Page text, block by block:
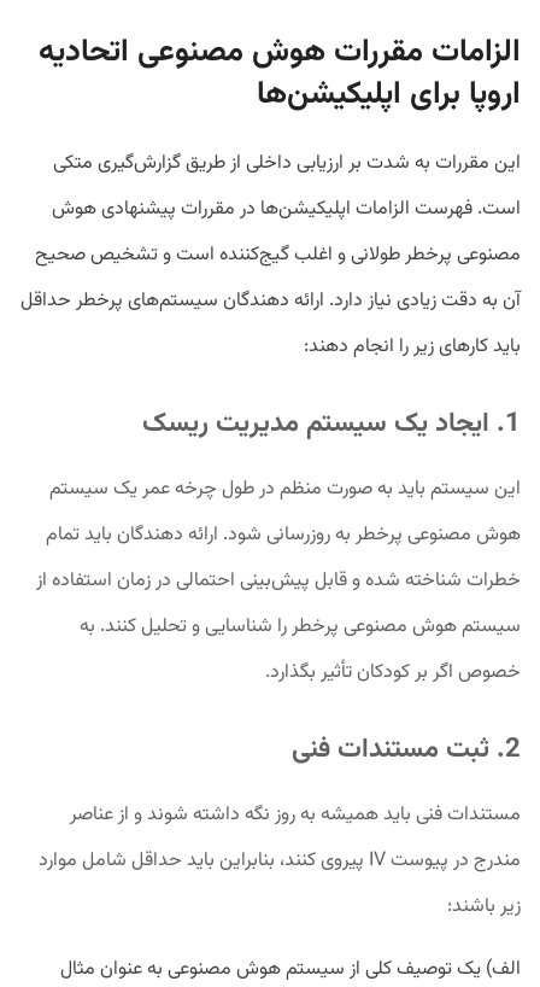
الزامات مقررات هوش مصنوعی اتحادیه
اروپا برای اپلیکیشن‌ها
این مقررات به شدت بر ارزیابی داخلی از طریق گزارش‌گیری متکی
است. فهرست الزامات اپلیکیشن‌ها در مقررات پیشنهادی هوش
مصنوعی پرخطر طولانی و اغلب گیج‌کننده است و تشخیص صحیح
آن به دقت زیادی نیاز دارد. ارائه دهندگان سیستم‌های پرخطر حداقل
باید کارهای زیر را انجام دهند:
1. ایجاد یک سیستم مدیریت ریسک
این سیستم باید به صورت منظم در طول چرخه عمر یک سیستم
هوش مصنوعی پرخطر به روزرسانی شود. ارائه دهندگان باید تمام
خطرات شناخته شده و قابل پیش‌بینی احتمالی در زمان استفاده از
سیستم هوش مصنوعی پرخطر را شناسایی و تحلیل کنند. به
خصوص اگر بر کودکان تأثیر بگذارد.
2. ثبت مستندات فنی
مستندات فنی باید همیشه به روز نگه داشته شوند و از عناصر
مندرج در پیوست IV پیروی کنند، بنابراین باید حداقل شامل موارد
زیر باشند:
الف) یک توصیف کلی از سیستم هوش مصنوعی به عنوان مثال